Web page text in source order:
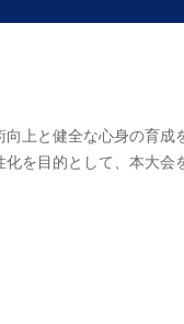
上と健全な心身の育成
を目的として、本大会